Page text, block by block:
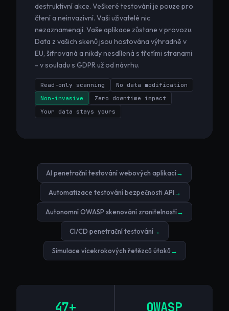
destruktivní akce. Veškeré testování je pouze pro
čtení a neinvazivní. Vaši uživatelé nic
nezaznamenají. Vaše aplikace zůstane v provozu.
Data z vašich skenů jsou hostována výhradně v
EU, šifrovaná a nikdy nesdílená s třetími stranami
- v souladu s GDPR už od návrhu.
Read-only scanning
No data modification
Non-invasive
Zero downtime impact
Your data stays yours
AI penetrační testování webových aplikací→
Automatizace testování bezpečnosti API→
Autonomní OWASP skenování zranitelností→
CI/CD penetrační testování→
Simulace vícekrokových řetězců útoků→
47+ OWASP